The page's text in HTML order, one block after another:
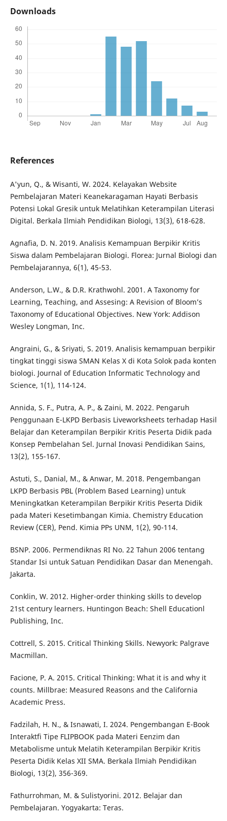
Downloads
References
A'yun, Q., & Wisanti, W. 2024. Kelayakan Website
Pembelajaran Materi Keanekaragaman Hayati Berbasis
Potensi Lokal Gresik untuk Melatihkan Keterampilan Literasi
Digital. Berkala Ilmiah Pendidikan Biologi, 13(3), 618-628.
Agnafia, D. N. 2019. Analisis Kemampuan Berpikir Kritis
Siswa dalam Pembelajaran Biologi. Florea: Jurnal Biologi dan
Pembelajarannya, 6(1), 45-53.
Anderson, L.W., & D.R. Krathwohl. 2001. A Taxonomy for
Learning, Teaching, and Assesing: A Revision of Bloom’s
Taxonomy of Educational Objectives. New York: Addison
Wesley Longman, Inc.
Angraini, G., & Sriyati, S. 2019. Analisis kemampuan berpikir
tingkat tinggi siswa SMAN Kelas X di Kota Solok pada konten
biologi. Journal of Education Informatic Technology and
Science, 1(1), 114-124.
Annida, S. F., Putra, A. P., & Zaini, M. 2022. Pengaruh
Penggunaan E-LKPD Berbasis Liveworksheets terhadap Hasil
Belajar dan Keterampilan Berpikir Kritis Peserta Didik pada
Konsep Pembelahan Sel. Jurnal Inovasi Pendidikan Sains,
13(2), 155-167.
Astuti, S., Danial, M., & Anwar, M. 2018. Pengembangan
LKPD Berbasis PBL (Problem Based Learning) untuk
Meningkatkan Keterampilan Berpikir Kritis Peserta Didik
pada Materi Kesetimbangan Kimia. Chemistry Education
Review (CER), Pend. Kimia PPs UNM, 1(2), 90-114.
BSNP. 2006. Permendiknas RI No. 22 Tahun 2006 tentang
Standar Isi untuk Satuan Pendidikan Dasar dan Menengah.
Jakarta.
Conklin, W. 2012. Higher-order thinking skills to develop
21st century learners. Huntingon Beach: Shell Educationl
Publishing, Inc.
Cottrell, S. 2015. Critical Thinking Skills. Newyork: Palgrave
Macmillan.
Facione, P. A. 2015. Critical Thinking: What it is and why it
counts. Millbrae: Measured Reasons and the California
Academic Press.
Fadzilah, H. N., & Isnawati, I. 2024. Pengembangan E-Book
Interaktfi Tipe FLIPBOOK pada Materi Eenzim dan
Metabolisme untuk Melatih Keterampilan Berpikir Kritis
Peserta Didik Kelas XII SMA. Berkala Ilmiah Pendidikan
Biologi, 13(2), 356-369.
Fathurrohman, M. & Sulistyorini. 2012. Belajar dan
Pembelajaran. Yogyakarta: Teras.